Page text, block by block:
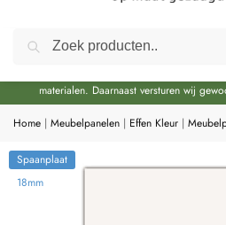
Door de bouwvakperiode geldt momenteel
materialen. Daarnaast versturen wij
Home | Meubelpanelen | Effen Kleur |
Spaanplaat
18mm